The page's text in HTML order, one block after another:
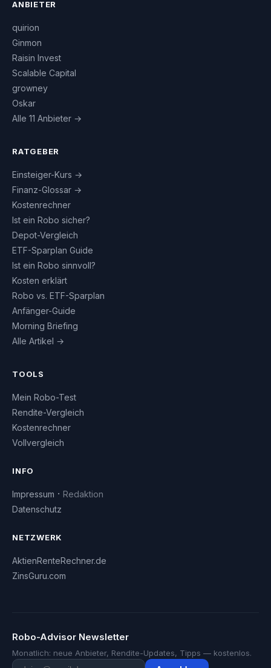
ANBIETER
quirion
Ginmon
Raisin Invest
Scalable Capital
growney
Oskar
Alle 11 Anbieter →
RATGEBER
Einsteiger-Kurs →
Finanz-Glossar →
Kostenrechner
Ist ein Robo sicher?
Depot-Vergleich
ETF-Sparplan Guide
Ist ein Robo sinnvoll?
Kosten erklärt
Robo vs. ETF-Sparplan
Anfänger-Guide
Morning Briefing
Alle Artikel →
TOOLS
Mein Robo-Test
Rendite-Vergleich
Kostenrechner
Vollvergleich
INFO
Impressum · Redaktion
Datenschutz
NETZWERK
AktienRenteRechner.de
ZinsGuru.com
Robo-Advisor Newsletter
Monatlich: neue Anbieter, Rendite-Updates, Tipps — kostenlos.